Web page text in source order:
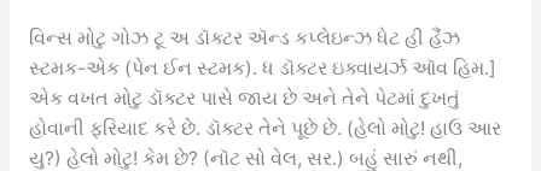
વિન્સ મોટુ ગોઝ ટૂ અ ડૉક્ટર ઍન્ડ કપ્લેઇન્ઝ ધેટ હી હૈંઝ
સ્ટમક-એક (પેન ઈન સ્ટમક). ધ ડૉક્ટર ઇક્વાયર્ઝ ઑવ હિમ.]
એક વખત મોટુ ડૉક્ટર પાસે જાય છે અને તેને પેટમાં દુખતું
હોવાની ફરિયાદ કરે છે. ડૉક્ટર તેને પૂછે છે. (હેલો મોટુ! હાઉ આર
યુ?) હેલો મોટુ! કેમ છે? (નૉટ સો વેલ, સર.) બહું સારું નથી,